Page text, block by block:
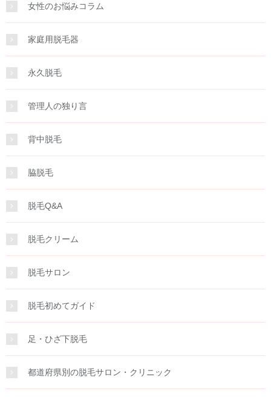
女性のお悩みコラム
家庭用脱毛器
永久脱毛
管理人の独り言
背中脱毛
脇脱毛
脱毛Q&A
脱毛クリーム
脱毛サロン
脱毛初めてガイド
足・ひざ下脱毛
都道府県別の脱毛サロン・クリニック